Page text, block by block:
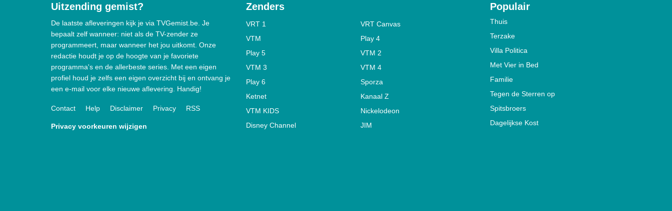
Uitzending gemist?
De laatste afleveringen kijk je via TVGemist.be. Je
bepaalt zelf wanneer: niet als de TV-zender ze
programmeert, maar wanneer het jou uitkomt. Onze
redactie houdt je op de hoogte van je favoriete
programma's en de allerbeste series. Met een eigen
profiel houd je zelfs een eigen overzicht bij en ontvang je
een e-mail voor elke nieuwe aflevering. Handig!
Contact Help Disclaimer Privacy RSS
Privacy voorkeuren wijzigen
Zenders
VRT 1
VRT Canvas
VTM
Play 4
Play 5
VTM 2
VTM 3
VTM 4
Play 6
Sporza
Ketnet
Kanaal Z
VTM KIDS
Nickelodeon
Disney Channel
JIM
Populair
Thuis
Terzake
Villa Politica
Met Vier in Bed
Familie
Tegen de Sterren op
Spitsbroers
Dagelijkse Kost